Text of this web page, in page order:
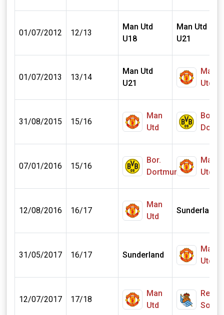
01/07/2012 12/13
Man Utd
U18
Man Utd
U21
01/07/2013 13/14
Man Utd
U21
Man
Utd
31/08/2015 15/16
Man
Utd
Bor.
07/01/2016 15/16
Bor.
Dortmund
Man
Utd
12/08/2016 16/17
Man
Utd
Sunderland
31/05/2017 16/17 Sunderland
Man
Utd
12/07/2017 17/18
Man
Utd
Real